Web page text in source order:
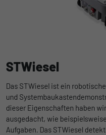
STWiesel
Das STWiesel ist ein
und
dieser Eigenschaften haben
ausgedacht, wie
Aufgaben. Das STWiesel